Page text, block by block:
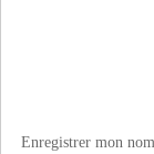
Enregistrer mon